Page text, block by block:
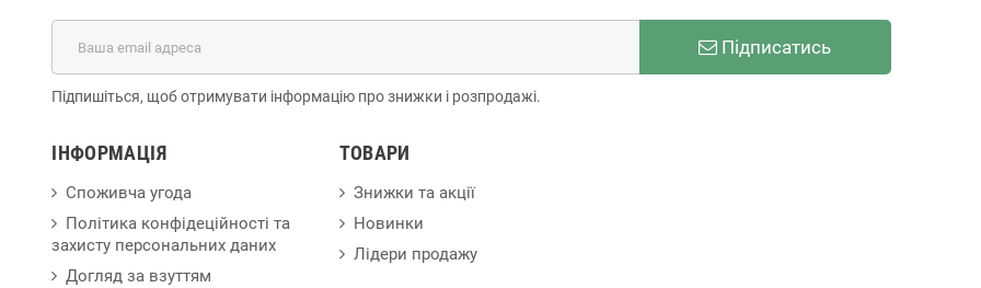
Підписатись
Підпишіться, щоб отримувати інформацію про знижки і розпродажі.
ІНФОРМАЦІЯ
Споживча угода
Політика конфідеційності та
захисту персональних даних
Догляд за взуттям
ТОВАРИ
Знижки та акції
Новинки
Лідери продажу